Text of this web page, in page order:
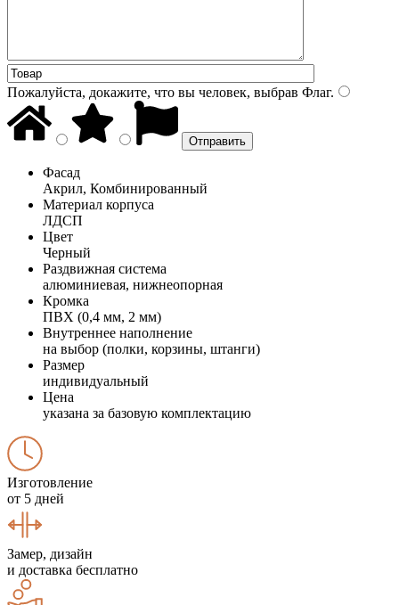
Пожалуйста, докажите, что вы человек, выбрав Флаг.
Фасад
Акрил, Комбинированный
Материал корпуса
ЛДСП
Цвет
Черный
Раздвижная система
алюминиевая, нижнеопорная
Кромка
ПВХ (0,4 мм, 2 мм)
Внутреннее наполнение
на выбор (полки, корзины, штанги)
Размер
индивидуальный
Цена
указана за базовую комплектацию
Изготовление
от 5 дней
Замер, дизайн
и доставка бесплатно